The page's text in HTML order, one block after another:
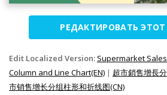
РЕДАКТИРОВАТЬ
Edit Localized Version: Supermarket
Column and Line Chart(EN) | 超市銷售增長
市销售增长分组柱形和折线图(CN)